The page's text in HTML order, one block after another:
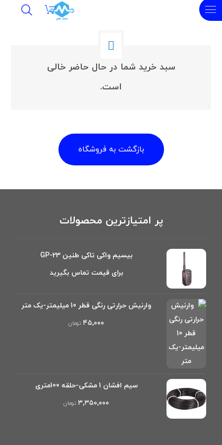
سبد خرید شما در حال حاضر خالی
است.
بازگشت به فروشگاه
پر امتیازترین محصولات
بیسیم واکی تاکی طنین GP-23
برای قیمت تماس بگیرید
وارنیش حرارتی رنگی قطر 10 میلیمتر-یک متر
۴۵,۰۰۰ تومان
سیم افشان 1 مشکی-حلقه 100متری
۳,۳۵۰,۰۰۰ تومان